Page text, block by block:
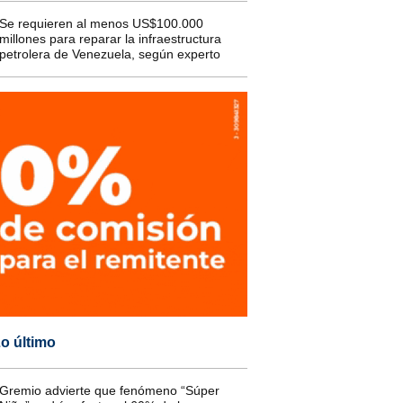
requieren al menos US$100.000
para reparar la infraestructura
de Venezuela, según experto
último
advierte que fenómeno “Súper